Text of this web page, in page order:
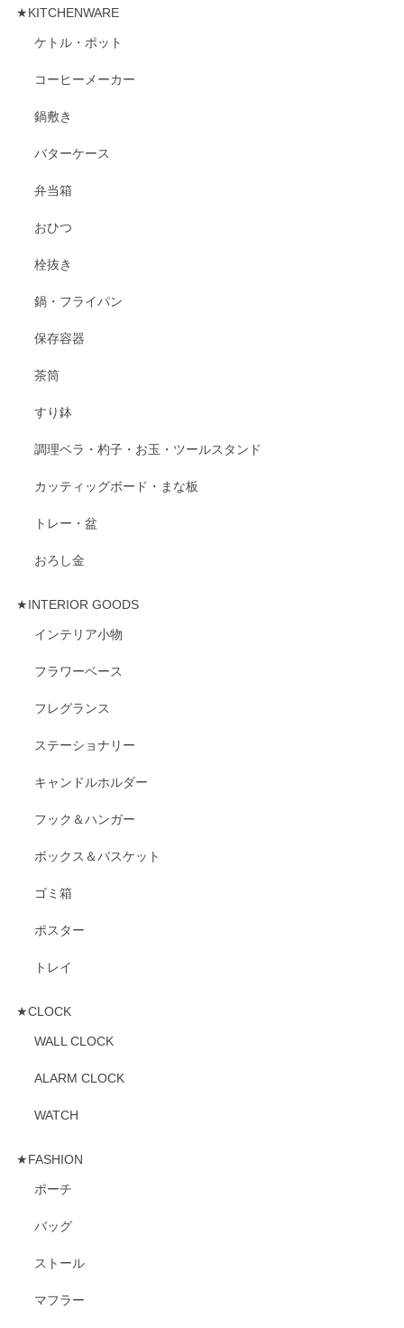
★KITCHENWARE
ケトル・ポット
コーヒーメーカー
鍋敷き
バターケース
弁当箱
おひつ
栓抜き
鍋・フライパン
保存容器
茶筒
すり鉢
調理ベラ・杓子・お玉・ツールスタンド
カッティッグボード・まな板
トレー・盆
おろし金
★INTERIOR GOODS
インテリア小物
フラワーベース
フレグランス
ステーショナリー
キャンドルホルダー
フック＆ハンガー
ボックス＆バスケット
ゴミ箱
ポスター
トレイ
★CLOCK
WALL CLOCK
ALARM CLOCK
WATCH
★FASHION
ポーチ
バッグ
ストール
マフラー